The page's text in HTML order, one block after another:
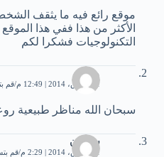
موقع رائع فيه ما يثقف
الأكثر من هذا ففي هذا الموقع
التكنولوجيات فشكرا لكم
مريم
21 مارس، 2014 | 12:49 م قم
سبحان الله مناظر طبيعية
سفيان
21 مارس، 2014 | 2:29 م قم